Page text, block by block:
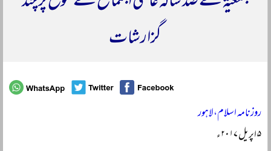
گزارشات
روزنامہ اسلام، لاہور
۵ اپریل ۲۰۱۷ء